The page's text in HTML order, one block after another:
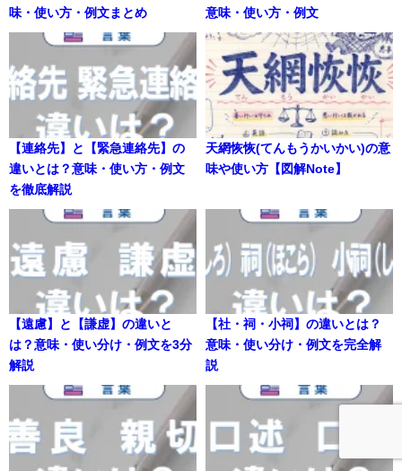
味・使い方・例文まとめ
意味・使い方・例文
【連絡先】と【緊急連絡先】の
違いとは？意味・使い方・例文
を徹底解説
天網恢恢(てんもうかいかい)の意
味や使い方【図解Note】
【遠慮】と【謙虚】の違いと
は？意味・使い分け・例文を3分
解説
【社・祠・小祠】の違いとは？
意味・使い分け・例文を完全解
説